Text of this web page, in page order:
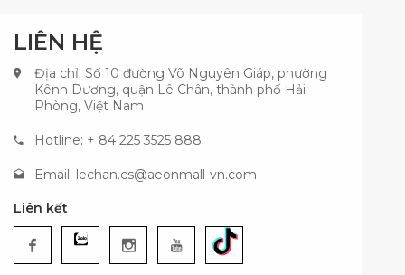
LIÊN HỆ
Địa chỉ: Số 10 đường Võ Nguyên Giáp, phường
Kênh Dương, quận Lê Chân, thành phố Hải
Phòng, Việt Nam
Hotline: + 84 225 3525 888
Email: lechan.cs@aeonmall-vn.com
Liên kết